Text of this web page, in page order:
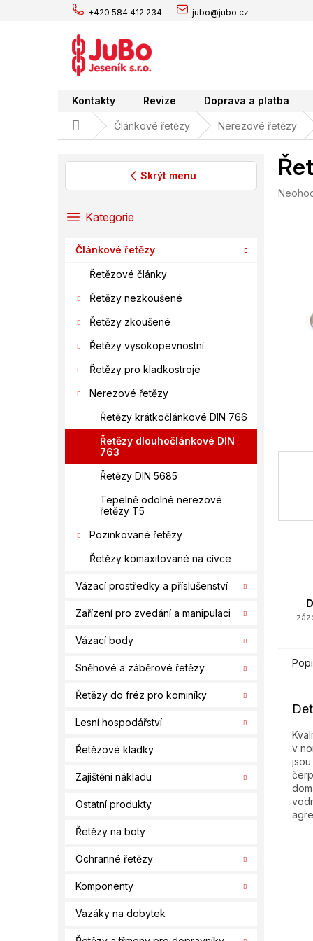
+420 584 412 234 jubo@jubo.cz
Kontakty Revize Doprava a platba
Domů Článkové řetězy Nerezové řetězy
Skrýt menu
PřeskočitKategorie
Článkové řetězy
Řetězové články
Řetězy nezkoušené
Řetězy zkoušené
Řetězy vysokopevnostní
Řetězy pro kladkostroje
Nerezové řetězy
Řetězy krátkočlánkové DIN 766
Řetězy dlouhočlánkové DIN
763
Řetězy DIN 5685
Tepelně odolné nerezové
řetězy T5
Pozinkované řetězy
Řetězy komaxitované na cívce
Vázací prostředky a příslušenství
Zařízení pro zvedání a manipulaci
Vázací body
Sněhové a záběrové řetězy
Řetězy do fréz pro kominíky
Lesní hospodářství
Řetězové kladky
Zajištění nákladu
Ostatní produkty
Řetězy na boty
Ochranné řetězy
Komponenty
Vazáky na dobytek
v